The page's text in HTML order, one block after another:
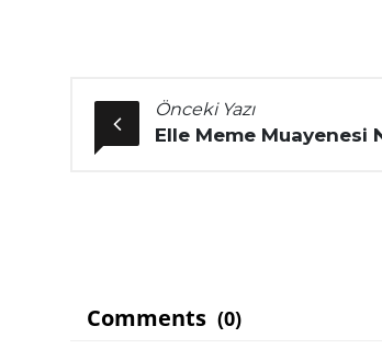
Önceki Yazı
Elle Meme Muayenesi